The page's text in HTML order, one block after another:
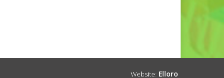
Website: Elloro